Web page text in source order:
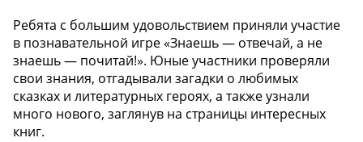
Ребята с большим удовольствием приняли участие
в познавательной игре «Знаешь — отвечай, а не
знаешь — почитай!». Юные участники проверяли
свои знания, отгадывали загадки о любимых
сказках и литературных героях, а также узнали
много нового, заглянув на страницы интересных
книг.